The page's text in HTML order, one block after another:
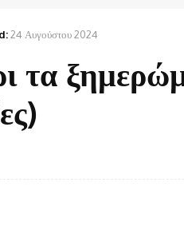
24 Αυγούστου 2024
τα